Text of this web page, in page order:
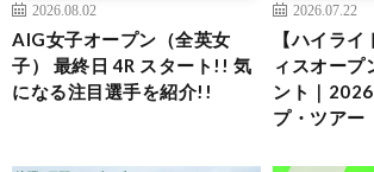
2026.08.02
AIG女子オープン（全英女
子） 最終日 4R スタート!! 気
になる注目選手を紹介!!
2026.07.22
【ハイラ
ィスオープ
ント｜
プ・ツアー